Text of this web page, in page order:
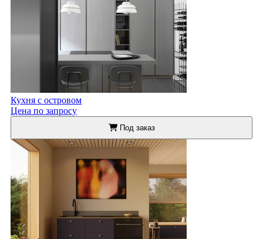
Кухня с островом
Цена по запросу
Под заказ